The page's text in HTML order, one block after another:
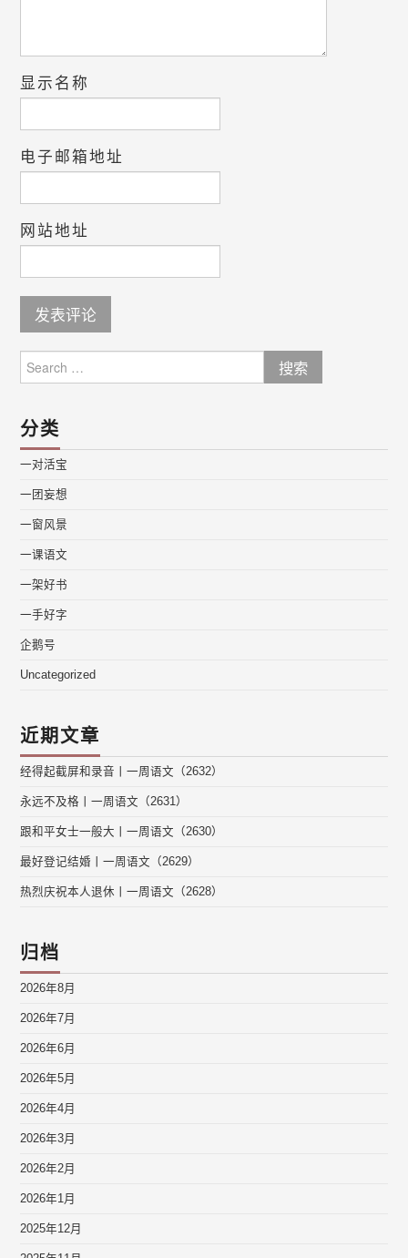
显示名称
电子邮箱地址
网站地址
for:
分类
一对活宝
一团妄想
一窗风景
一课语文
一架好书
一手好字
企鹅号
Uncategorized
近期文章
经得起截屏和录音丨一周语文（2632）
永远不及格丨一周语文（2631）
跟和平女士一般大丨一周语文（2630）
最好登记结婚丨一周语文（2629）
热烈庆祝本人退休丨一周语文（2628）
归档
2026年8月
2026年7月
2026年6月
2026年5月
2026年4月
2026年3月
2026年2月
2026年1月
2025年12月